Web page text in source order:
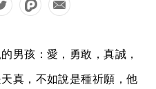
男孩：愛，勇敢，真誠，
真，不如說是種祈願，他